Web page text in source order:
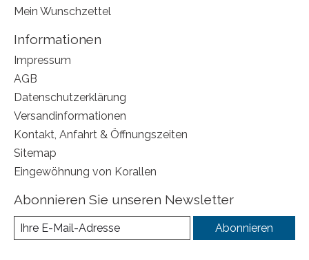
Mein Wunschzettel
Informationen
Impressum
AGB
Datenschutzerklärung
Versandinformationen
Kontakt, Anfahrt & Öffnungszeiten
Sitemap
Eingewöhnung von Korallen
Abonnieren Sie unseren Newsletter
Abonnieren